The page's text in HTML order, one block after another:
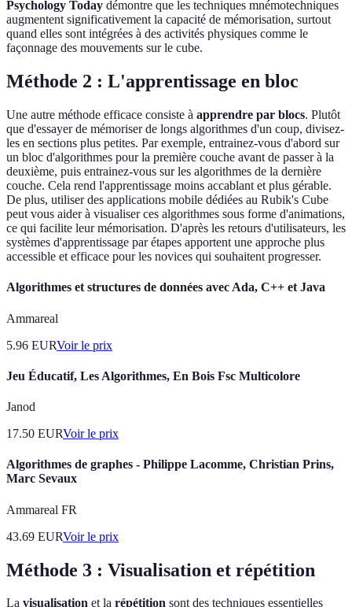
Psychology Today démontre que les techniques mnémotechniques
augmentent significativement la capacité de mémorisation, surtout
quand elles sont intégrées à des activités physiques comme le
façonnage des mouvements sur le cube.
Méthode 2 : L'apprentissage en bloc
Une autre méthode efficace consiste à apprendre par blocs. Plutôt
que d'essayer de mémoriser de longs algorithmes d'un coup, divisez-
les en sections plus petites. Par exemple, entrainez-vous d'abord sur
un bloc d'algorithmes pour la première couche avant de passer à la
deuxième, puis entrainez-vous sur les algorithmes de la dernière
couche. Cela rend l'apprentissage moins accablant et plus gérable.
De plus, utiliser des applications mobile dédiées au Rubik's Cube
peut vous aider à visualiser ces algorithmes sous forme d'animations,
ce qui facilite leur mémorisation. D'après les retours d'utilisateurs, les
systèmes d'apprentissage par étapes apportent une approche plus
accessible et efficace pour les novices qui souhaitent progresser.
Algorithmes et structures de données avec Ada, C++ et Java
Ammareal
5.96 EURVoir le prix
Jeu Éducatif, Les Algorithmes, En Bois Fsc Multicolore
Janod
17.50 EURVoir le prix
Algorithmes de graphes - Philippe Lacomme, Christian Prins,
Marc Sevaux
Ammareal FR
43.69 EURVoir le prix
Méthode 3 : Visualisation et répétition
La visualisation et la répétition sont des techniques essentielles